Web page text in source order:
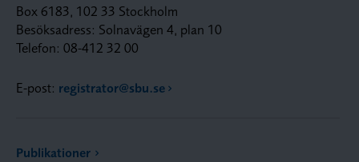
Box 6183, 102 33 Stockholm
Besöksadress: Solnavägen 4, plan 10
Telefon: 08-412 32 00
E-post: registrator@sbu.se
Publikationer